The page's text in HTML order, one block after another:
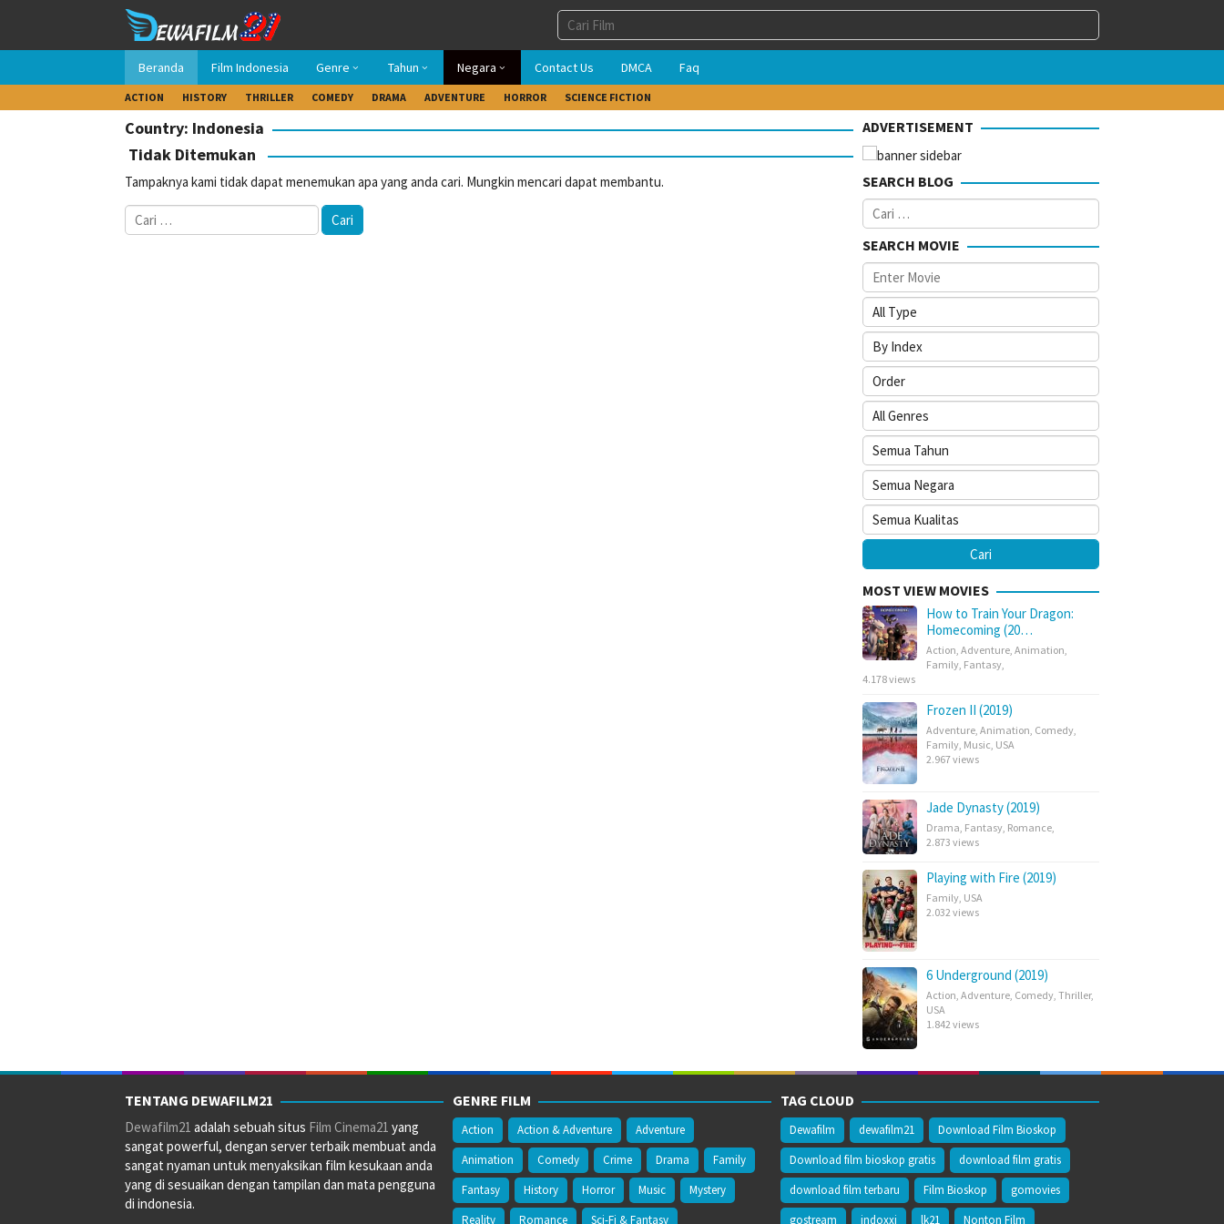
konten
Beranda Film Indonesia Genre Tahun Negara Contact Us DMCA Faq
ACTION HISTORY THRILLER COMEDY DRAMA ADVENTURE HORROR SCIENCE FICTION
Country: Indonesia
Tidak Ditemukan
Tampaknya kami tidak dapat menemukan apa yang anda cari. Mungkin mencari dapat membantu.
Cari
untuk:
ADVERTISEMENT
SEARCH BLOG
Cari
untuk:
SEARCH MOVIE
MOST VIEW MOVIES
How to Train Your Dragon:
Homecoming (20…
Action Adventure Animation
Family Fantasy
4.178 views
Frozen II (2019)
Adventure Animation Comedy
Family Music USA
2.967 views
Jade Dynasty (2019)
Drama Fantasy Romance
2.873 views
Playing with Fire (2019)
Family USA
2.032 views
6 Underground (2019)
Action Adventure Comedy Thriller,
USA
1.842 views
TENTANG DEWAFILM21
Dewafilm21 adalah sebuah situs Film Cinema21 yang
sangat powerful, dengan server terbaik membuat anda
sangat nyaman untuk menyaksikan film kesukaan anda
yang di sesuaikan dengan tampilan dan mata pengguna
di indonesia.
GENRE FILM
Action Action & Adventure
Adventure
Animation
Comedy Crime Drama
Family
Fantasy
History Horror Music
Mystery
Reality
Romance Sci-Fi & Fantasy
TAG CLOUD
Dewafilm dewafilm21
Download Film Bioskop
Download film bioskop gratis
download film gratis
download film terbaru
Film Bioskop
gomovies
gostream
indoxxi lk21 Nonton Film